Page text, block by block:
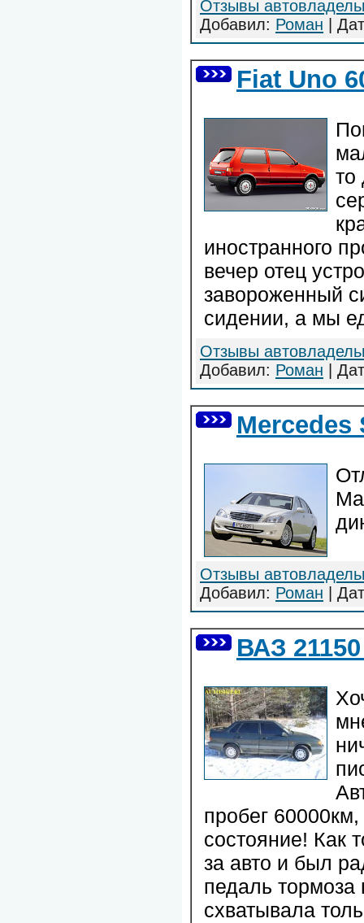
Отзывы
Добавил: Роман |
Fiat Uno
то
иностранного
вечер отец
завороженный
сидении, а мы
Отзывы
Добавил: Роман |
Mercedes
Отзывы
Добавил: Роман |
ВАЗ
пробег
состояние! Как
за авто и был
педаль тормоза
схватывала